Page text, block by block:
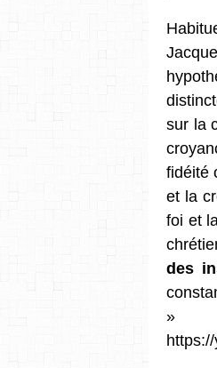
sur la
fidéité
et la
foi et
des
»